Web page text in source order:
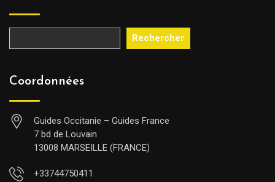
Rechercher
Coordonnées
Guides Occitanie – Guides France
7 bd de Louvain
13008 MARSEILLE (FRANCE)
+33744750411